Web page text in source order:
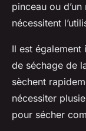
pinceau ou
nécessitent
Il est
de séchage de
sèchent
nécessiter
pour sécher